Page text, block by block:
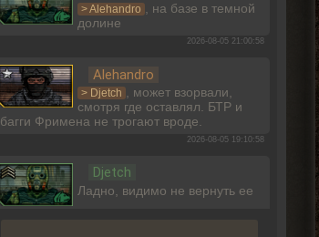
> Alehandro , на базе в темной
долине
2026-08-05 21:00:58
Alehandro
> Djetch , может взорвали,
смотря где оставлял. БТР и
багги Фримена не трогают вроде.
2026-08-05 19:10:58
Djetch
Ладно, видимо не вернуть ее